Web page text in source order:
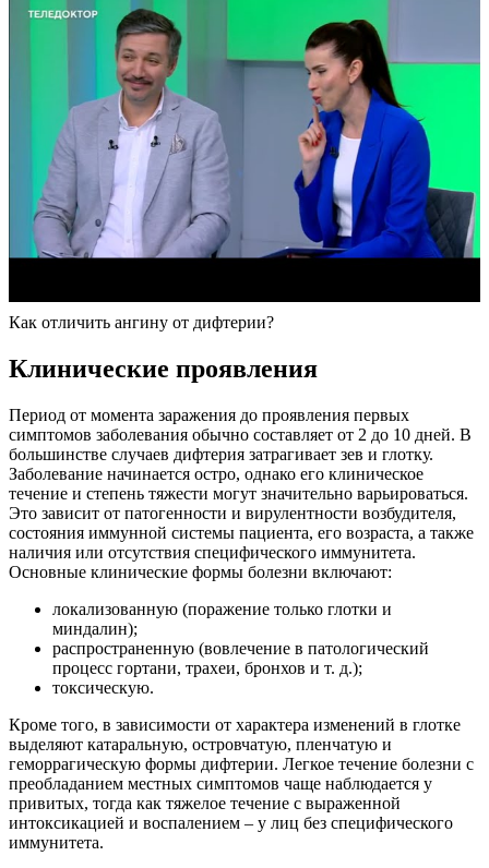
Как отличить ангину от дифтерии?
Клинические проявления
Период от момента заражения до проявления первых
симптомов заболевания обычно составляет от 2 до 10 дней. В
большинстве случаев дифтерия затрагивает зев и глотку.
Заболевание начинается остро, однако его клиническое
течение и степень тяжести могут значительно варьироваться.
Это зависит от патогенности и вирулентности возбудителя,
состояния иммунной системы пациента, его возраста, а также
наличия или отсутствия специфического иммунитета.
Основные клинические формы болезни включают:
локализованную (поражение только глотки и
миндалин);
распространенную (вовлечение в патологический
процесс гортани, трахеи, бронхов и т. д.);
токсическую.
Кроме того, в зависимости от характера изменений в глотке
выделяют катаральную, островчатую, пленчатую и
геморрагическую формы дифтерии. Легкое течение болезни с
преобладанием местных симптомов чаще наблюдается у
привитых, тогда как тяжелое течение с выраженной
интоксикацией и воспалением – у лиц без специфического
иммунитета.